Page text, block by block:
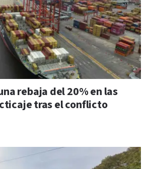
rebaja del 20% en las
tras el conflicto